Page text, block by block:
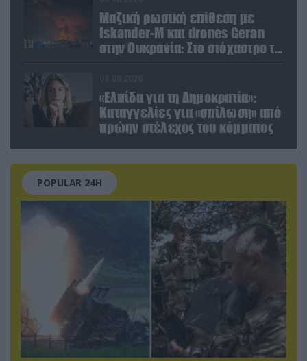
Μαζική ρωσική επίθεση με
Iskander-M και drones Geran
στην Ουκρανία: Στο στόχαστρο το
εργοστάσιο των Flamingo
«Ελπίδα για τη Δημοκρατία»:
Καταγγελίες για «σπίλωση» από
πρώην στέλεχος του κόμματος
POPULAR 24H